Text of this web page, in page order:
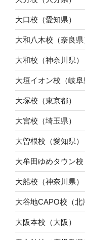
大口校（愛知県）
大和八木校（奈良県
大和校（神奈川県）
大垣イオン校（岐阜
大塚校（東京都）
大宮校（埼玉県）
大曽根校（愛知県）
大牟田ゆめタウン校
大船校（神奈川県）
大谷地CAPO校（北
大阪本校（大阪）